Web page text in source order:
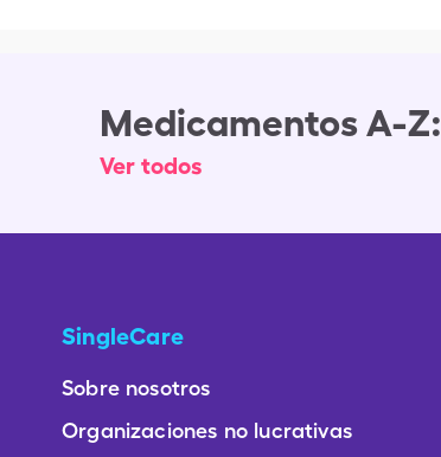
Medicamentos A-Z:
Ver todos
SingleCare
Sobre nosotros
Organizaciones no lucrativas